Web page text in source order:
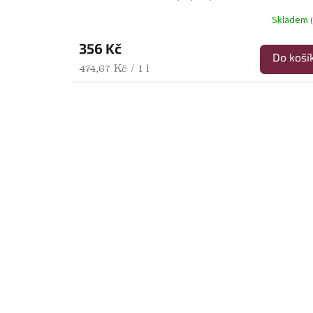
Skladem
356 Kč
Měrná cena:
474,67 Kč / 1 l
Do